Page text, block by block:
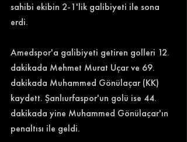
sahibi ekibin 2-1'lik galibiyeti ile sona
erdi.
Amedspor'a galibiyeti getiren golleri 12.
dakikada Mehmet Murat Uçar ve 69.
dakikada Muhammed Gönülaçar (KK)
kaydett. Şanlıurfaspor'un golü ise 44.
dakikada yine Muhammed Gönülaçar'ın
penaltısı ile geldi.